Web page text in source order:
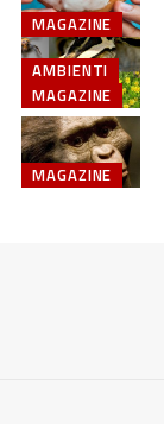
MAGAZINE
AMBIENTI
MAGAZINE
MAGAZINE